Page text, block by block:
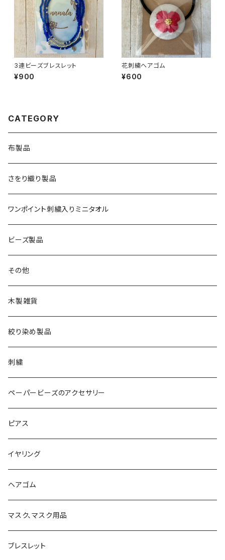
3連ビーズブレスレット
¥900
花刺繍ヘアゴム
¥600
CATEGORY
布製品
さをり織り製品
ワンポイント刺繍入りミニタオル
ビーズ製品
その他
木製雑貨
絞り染め製品
刺繍
ペーパービーズのアクセサリー
ピアス
イヤリング
ヘアゴム
マスク、マスク用品
ブレスレット